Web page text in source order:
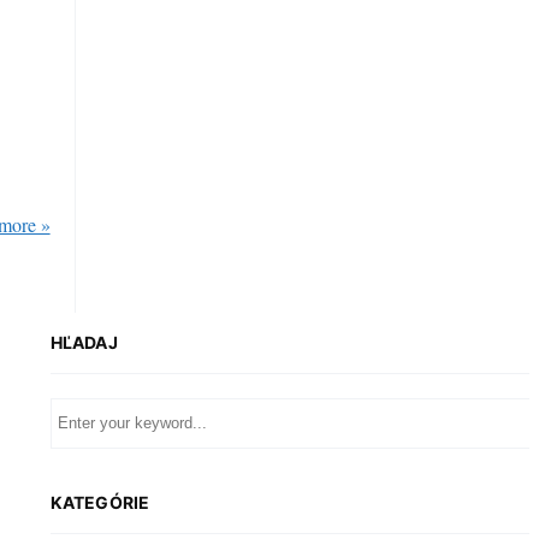
»
HĽADAJ
KATEGÓRIE